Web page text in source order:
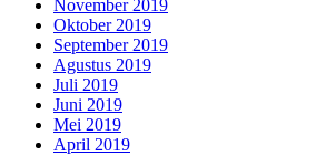
November 2019
Oktober 2019
September 2019
Agustus 2019
Juli 2019
Juni 2019
Mei 2019
April 2019